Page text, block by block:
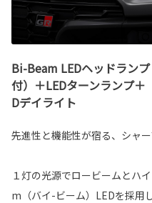
Bi-Beam LEDヘッドラン
付）＋LEDターンランプ
Dデイライト
先進性と機能性が宿る、シャー
１灯の光源でロービームとハ
m（バイ-ビーム）LEDを採用